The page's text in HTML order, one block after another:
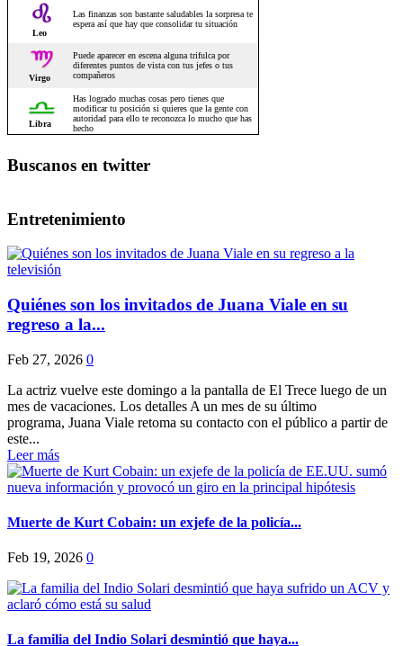
Buscanos en twitter
Entretenimiento
Quiénes son los invitados de Juana Viale en su
regreso a la...
Feb 27, 2026 0
La actriz vuelve este domingo a la pantalla de El Trece luego de un
mes de vacaciones. Los detalles A un mes de su último
programa, Juana Viale retoma su contacto con el público a partir de
este...
Leer más
Muerte de Kurt Cobain: un exjefe de la policía...
Feb 19, 2026 0
La familia del Indio Solari desmintió que haya...